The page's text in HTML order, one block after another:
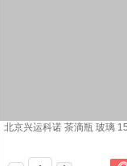
北京兴运科诺 茶滴瓶 玻璃